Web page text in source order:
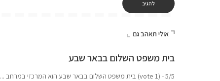
אולי תאהב גם
בית משפט השלום בבאר שבע
5/5 - (1 vote) בית משפט השלום בבאר שבע הוא המרכזי במרחב ...